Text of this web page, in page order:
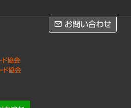
い合わせ
・Facebook
ームへ［Googleフォーム］
お問い合わせ
ド協会
ド協会